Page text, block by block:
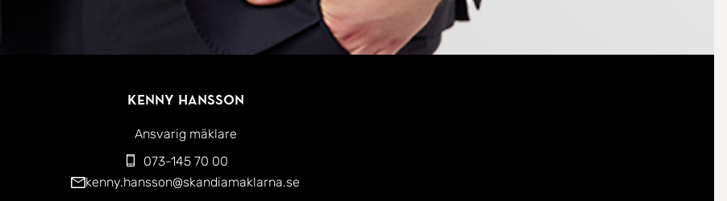
Kenny Hansson
Ansvarig mäklare
073-145 70 00
kenny.hansson@skandiamaklarna.se